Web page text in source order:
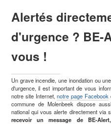
Alertés
d'urgence ? BE-
vous !
Un grave incendie, une inondation ou
d'urgence, il est important de vous
notre site Internet,notre page Facebook
commune de Molenbeek dispose
national qui vous alerte directement via
recevoir un message de BE-